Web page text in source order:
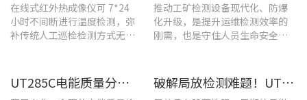
在线式红外热成像仪可 7*24
小时不间断进行温度检测，弥
补传统人工巡检检测方式无法
推动工矿检测设备现代化、防爆
化升级，是提升运维检测效率的
刚需，也是守住人员生命安全、
UT285C电能质量分析仪解决充电站三相用电各类难题 破解局放检测难题！UT568B手持式声学成像仪让隐患“可视化”